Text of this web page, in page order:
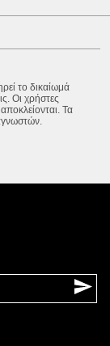
το δικαίωμά
Οι χρήστες
Τα